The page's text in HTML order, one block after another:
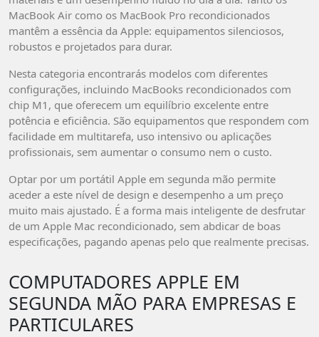
MacBook Air como os MacBook Pro recondicionados
mantêm a essência da Apple: equipamentos silenciosos,
robustos e projetados para durar.
Nesta categoria encontrarás modelos com diferentes
configurações, incluindo MacBooks recondicionados com
chip M1, que oferecem um equilíbrio excelente entre
potência e eficiência. São equipamentos que respondem com
facilidade em multitarefa, uso intensivo ou aplicações
profissionais, sem aumentar o consumo nem o custo.
Optar por um portátil Apple em segunda mão permite
aceder a este nível de design e desempenho a um preço
muito mais ajustado. É a forma mais inteligente de desfrutar
de um Apple Mac recondicionado, sem abdicar de boas
especificações, pagando apenas pelo que realmente precisas.
COMPUTADORES APPLE EM
SEGUNDA MÃO PARA EMPRESAS E
PARTICULARES